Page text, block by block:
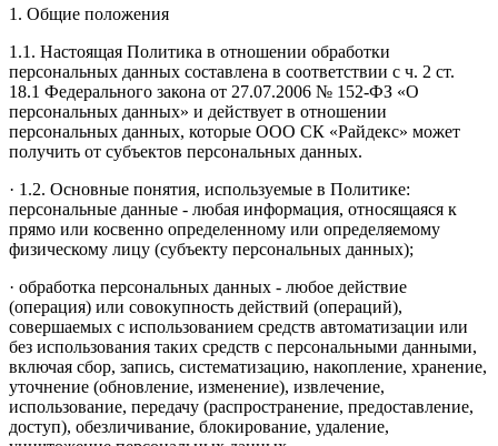
1. Общие положения
1.1. Настоящая Политика в отношении обработки
персональных данных составлена в соответствии с ч. 2 ст.
18.1 Федерального закона от 27.07.2006 № 152-ФЗ «О
персональных данных» и действует в отношении
персональных данных, которые ООО СК «Райдекс» может
получить от субъектов персональных данных.
· 1.2. Основные понятия, используемые в Политике:
персональные данные - любая информация, относящаяся к
прямо или косвенно определенному или определяемому
физическому лицу (субъекту персональных данных);
· обработка персональных данных - любое действие
(операция) или совокупность действий (операций),
совершаемых с использованием средств автоматизации или
без использования таких средств с персональными данными,
включая сбор, запись, систематизацию, накопление, хранение,
уточнение (обновление, изменение), извлечение,
использование, передачу (распространение, предоставление,
доступ), обезличивание, блокирование, удаление,